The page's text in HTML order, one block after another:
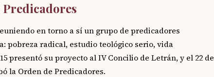
en torno a sí un grupo de predicadores
pobreza radical, estudio teológico serio, vida
presentó su proyecto al IV Concilio de Letrán, y el 22 de
la Orden de Predicadores.